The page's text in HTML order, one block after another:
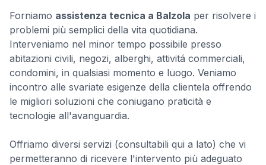
Forniamo assistenza tecnica a Balzola per risolvere i
problemi più semplici della vita quotidiana.
Interveniamo nel minor tempo possibile presso
abitazioni civili, negozi, alberghi, attivitá commerciali,
condomini, in qualsiasi momento e luogo. Veniamo
incontro alle svariate esigenze della clientela offrendo
le migliori soluzioni che coniugano praticità e
tecnologie all'avanguardia.
Offriamo diversi servizi (consultabili qui a lato) che vi
permetteranno di ricevere l'intervento più adeguato